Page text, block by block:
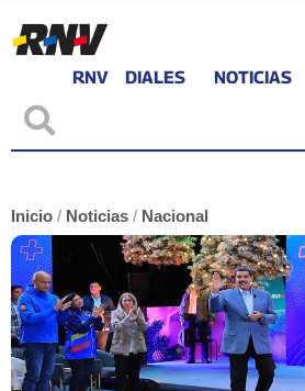
RNV DIALES NOTICIAS
Inicio / Noticias / Nacional